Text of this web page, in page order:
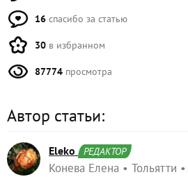
16 спасибо за статью
30 в избранном
87774 просмотра
Автор статьи:
Eleko РЕДАКТОР
Конева Елена Тольятти